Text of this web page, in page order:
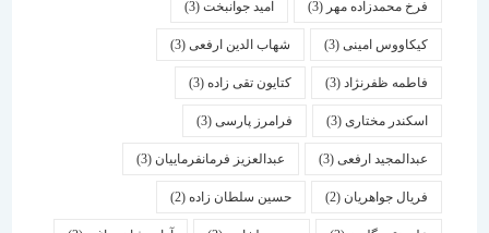
فرخ محمدزاده مهر(3) امید جوانبخت(3)
کیکاووس امینی(3) شهاب الدین ارفعی(3)
فاطمه ظفرنژاد(3) کتایون تقی زاده(3)
اسكندر مختاری (3) فرامرز پارسی(3)
عبدالمجید ارفعی(3) عبدالعزیز فرمانفرماییان(3)
فریال جواهریان(2) حسین سلطان زاده(2)